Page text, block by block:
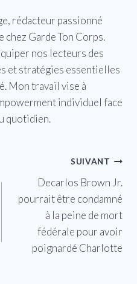
rédacteur passionné
chez Garde Ton Corps.
nos lecteurs des
et stratégies essentielles
Mon travail vise à
individuel face
quotidien.
SUIVANT
Decarlos Brown Jr.
pourrait être condamné
à la peine de mort
fédérale pour avoir
poignardé Charlotte